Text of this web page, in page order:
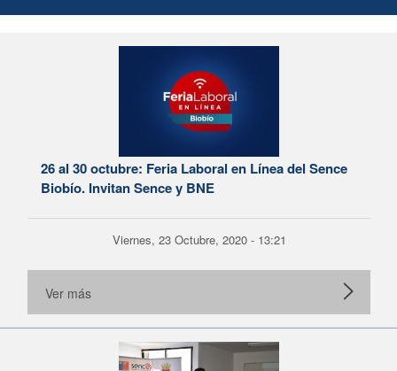
26 al 30 octubre: Feria Laboral en Línea del Sence
Biobío. Invitan Sence y BNE
Viernes, 23 Octubre, 2020 - 13:21
Ver más